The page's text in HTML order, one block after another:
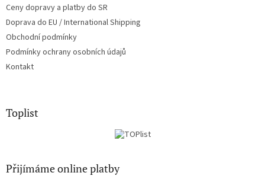
Ceny dopravy a platby do SR
Doprava do EU / International Shipping
Obchodní podmínky
Podmínky ochrany osobních údajů
Kontakt
Toplist
Přijímáme online platby